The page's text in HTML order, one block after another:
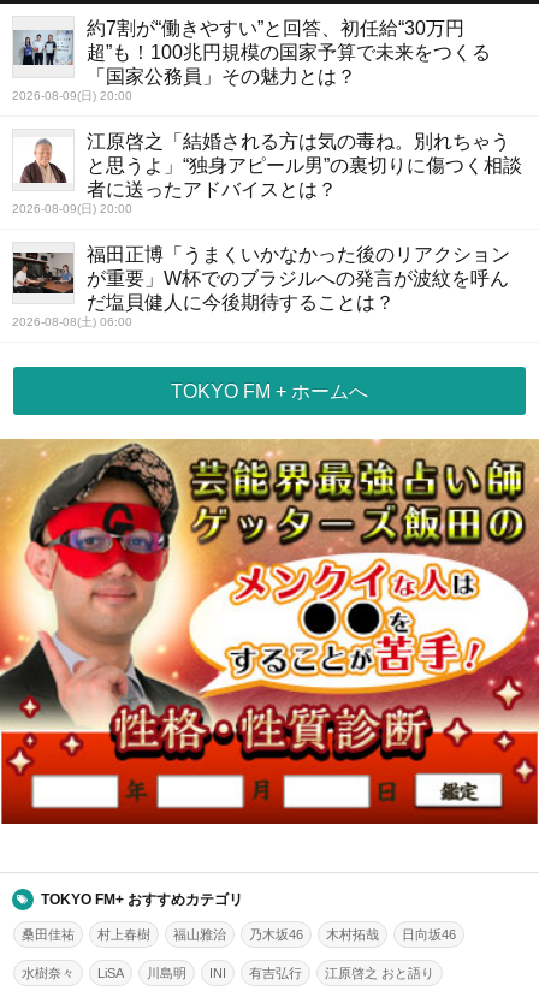
約7割が“働きやすい”と回答、初任給“30万円
超”も！100兆円規模の国家予算で未来をつくる
「国家公務員」その魅力とは？
2026-08-09(日) 20:00
江原啓之「結婚される方は気の毒ね。別れちゃう
と思うよ」“独身アピール男”の裏切りに傷つく相談
者に送ったアドバイスとは？
2026-08-09(日) 20:00
福田正博「うまくいかなかった後のリアクション
が重要」W杯でのブラジルへの発言が波紋を呼ん
だ塩貝健人に今後期待することは？
2026-08-08(土) 06:00
TOKYO FM + ホームへ
TOKYO FM+ おすすめカテゴリ
桑田佳祐 村上春樹 福山雅治 乃木坂46 木村拓哉 日向坂46
水樹奈々 LiSA 川島明 INI 有吉弘行 江原啓之 おと語り